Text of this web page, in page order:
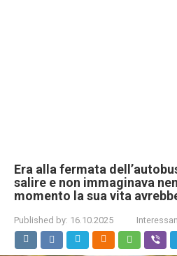
Era alla fermata
salire e non immaginava
momento la sua vita
Published by: 16.10.2025